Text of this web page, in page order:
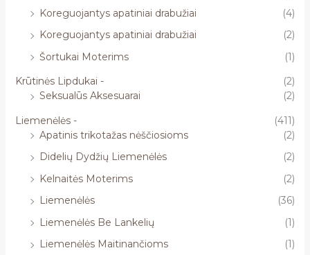
Koreguojantys apatiniai drabužiai
(4)
Koreguojantys apatiniai drabužiai
(2)
Šortukai Moterims
(1)
Krūtinės Lipdukai -
(2)
Seksualūs Aksesuarai
(2)
Liemenėlės -
(411)
Apatinis trikotažas nėščiosioms
(2)
Didelių Dydžių Liemenėlės
(2)
Kelnaitės Moterims
(2)
Liemenėlės
(36)
Liemenėlės Be Lankelių
(1)
Liemenėlės Maitinančioms
(1)